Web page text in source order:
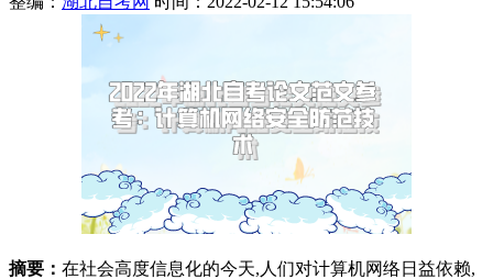
摘要： 在社会高度信息化的今天,人们对计算机网络日益依赖,